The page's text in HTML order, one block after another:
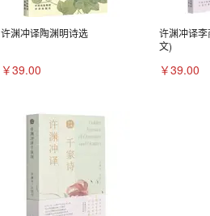
许渊冲译陶渊明诗选
￥39.00
许渊冲译
文)
￥39.00